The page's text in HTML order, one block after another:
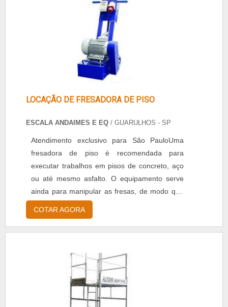
LOCAÇÃO DE FRESADORA DE PISO
ESCALA ANDAIMES E EQ / GUARULHOS - SP
Atendimento exclusivo para São PauloUma
fresadora de piso é recomendada para
executar trabalhos em pisos de concreto, aço
ou até mesmo asfalto. O equipamento serve
ainda para manipular as fresas, de modo que
seja possível obter uma alteração mecânica
em materiais instalados previamente em seu
utilizadas pelas fresadoras justamente para
transformar materiais rústicos ou até mesmo
os que já estão finalizados, porém, necessit.
COTAR AGORA